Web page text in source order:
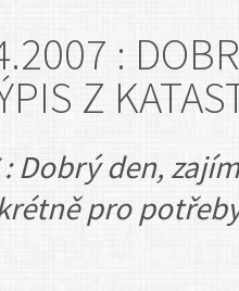
:
Z
: Dobrý den,
pro